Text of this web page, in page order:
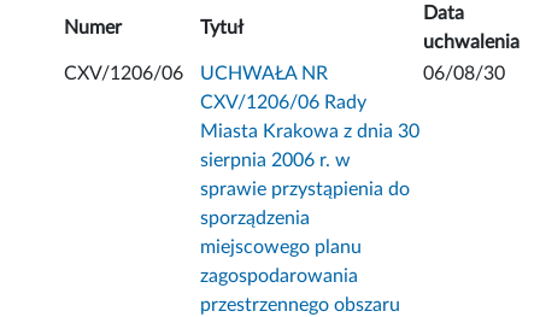
Numer Tytuł
Data
uchwalenia
CXV/1206/06
UCHWAŁA NR
CXV/1206/06 Rady
Miasta Krakowa z dnia 30
sierpnia 2006 r. w
sprawie przystąpienia do
sporządzenia
miejscowego planu
zagospodarowania
przestrzennego obszaru
06/08/30